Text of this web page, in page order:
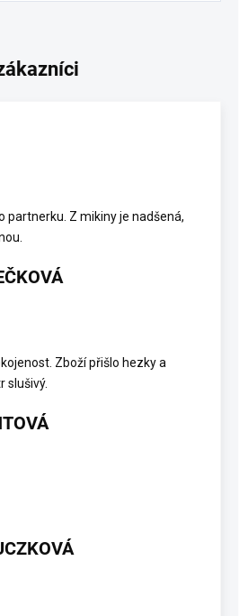
partnerku. Z mikiny je nadšená,
Zboží přišlo hezky a
slušivý.